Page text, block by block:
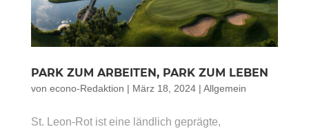
PARK ZUM ARBEITEN, PARK ZUM LEBEN
von econo-Redaktion | März 18, 2024| Allgemein
St. Leon-Rot ist eine ländlich geprägte,